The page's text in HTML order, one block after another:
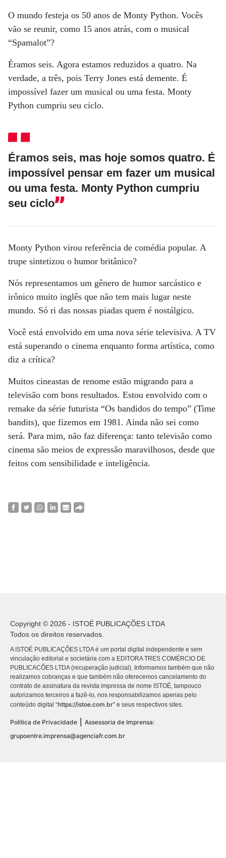
O mundo festeja os 50 anos de Monty Python. Vocês
vão se reunir, como 15 anos atrás, com o musical
“Spamalot”?
Éramos seis. Agora estamos reduzidos a quatro. Na
verdade, a três, pois Terry Jones está demente. É
impossível fazer um musical ou uma festa. Monty
Python cumpriu seu ciclo.
Éramos seis, mas hoje somos quatro. É
impossível pensar em fazer um musical
ou uma festa. Monty Python cumpriu
seu ciclo
Monty Python virou referência de comédia popular. A
trupe sintetizou o humor britânico?
Nós representamos um gênero de humor sarcástico e
irônico muito inglês que não tem mais lugar neste
mundo. Só ri das nossas piadas quem é nostálgico.
Você está envolvido em uma nova série televisiva. A TV
está superando o cinema enquanto forma artística, como
diz a crítica?
Muitos cineastas de renome estão migrando para a
televisão com bons resultados. Estou envolvido com o
remake da série futurista “Os bandidos do tempo” (Time
bandits), que fizemos em 1981. Ainda não sei como
será. Para mim, não faz diferença: tanto televisão como
cinema são meios de expressão maravilhosos, desde que
feitos com sensibilidade e inteligência.
Copyright © 2026 - ISTOÉ PUBLICAÇÕES LTDA
Todos os direitos reservados.
A ISTOÉ PUBLICAÇÕES LTDA é um portal digital independente e sem
vinculação editorial e societária com a EDITORA TRES COMÉRCIO DE
PUBLICACÕES LTDA (recuperação judicial). Informamos também que não
realizamos cobranças e que também não oferecemos cancelamento do
contrato de assinatura da revista impressa de nome ISTOÉ, tampouco
autorizamos terceiros a fazê-lo, nos responsabilizamos apenas pelo
conteúdo digital “https://istoe.com.br” e seus respectivos sites.
Política de Privacidade
Assessoria de Imprensa:
grupoentre.imprensa@agenciafr.com.br